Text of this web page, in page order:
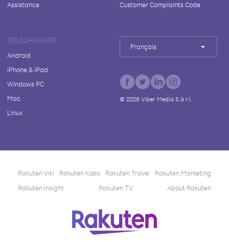
Assistance
Customer Complaints Code
TÉLÉCHARGER
Android
iPhone & iPad
Windows PC
Mac
Linux
Français
© 2026Viber Media S.à r.l.
Rakuten Viki Rakuten Kobo Rakuten Travel
Rakuten Marketing
Rakuten Insight
Rakuten TV About Rakuten